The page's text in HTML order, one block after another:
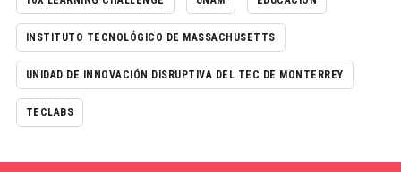
INSTITUTO TECNOLÓGICO DE MASSACHUSETTS
UNIDAD DE INNOVACIÓN DISRUPTIVA DEL TEC DE MONTERREY
TECLABS